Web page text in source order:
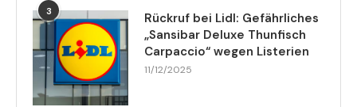
3
Rückruf bei Lidl: Gefährliches
„Sansibar Deluxe Thunfisch
Carpaccio“ wegen Listerien
11/12/2025